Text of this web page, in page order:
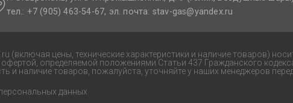
тел.: +7 (905) 463-54-67, эл. почта: stav-gas@yandex.ru​
(включая цены, технические характеристики и наличие товаров)
определяемой положениями Статьи 437 Гражданского
и наличие товаров, пожалуйста, уточняйте у наших менеджеров
данных